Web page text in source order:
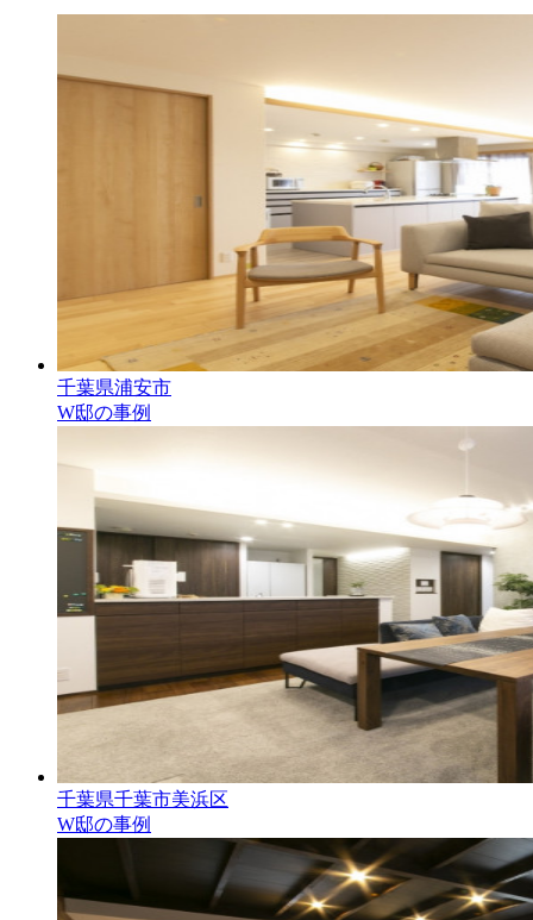
千葉県浦安市
W邸の事例
千葉県千葉市美浜区
W邸の事例